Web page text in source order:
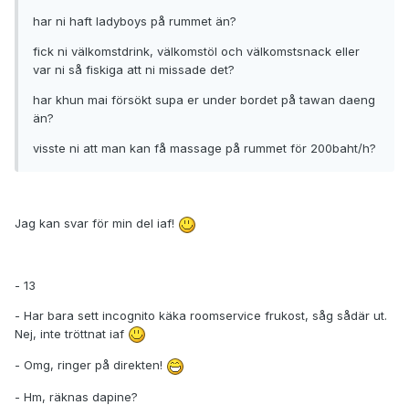
har ni haft ladyboys på rummet än?
fick ni välkomstdrink, välkomstöl och välkomstsnack eller
var ni så fiskiga att ni missade det?
har khun mai försökt supa er under bordet på tawan daeng
än?
visste ni att man kan få massage på rummet för 200baht/h?
Jag kan svar för min del iaf!
- 13
- Har bara sett incognito käka roomservice frukost, såg sådär ut.
Nej, inte tröttnat iaf
- Omg, ringer på direkten!
- Hm, räknas dapine?